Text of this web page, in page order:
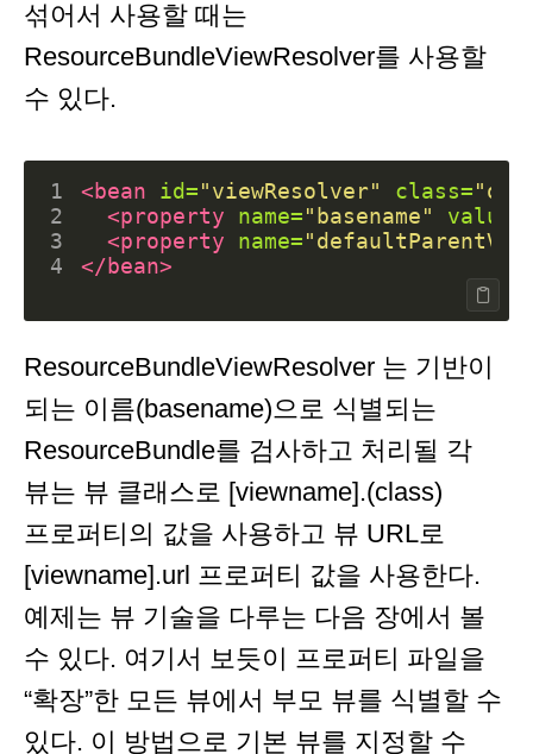
섞어서 사용할 때는
ResourceBundleViewResolver를 사용할
수 있다.
1 <bean id="viewResolver" class=
2
<property name="basename" value=
3
<property name=
4
</bean>
ResourceBundleViewResolver 는 기반이
되는 이름(basename)으로 식별되는
ResourceBundle를 검사하고 처리될 각
뷰는 뷰 클래스로 [viewname].(class)
프로퍼티의 값을 사용하고 뷰 URL로
[viewname].url 프로퍼티 값을 사용한다.
예제는 뷰 기술을 다루는 다음 장에서 볼
수 있다. 여기서 보듯이 프로퍼티 파일을
“확장”한 모든 뷰에서 부모 뷰를 식별할 수
있다. 이 방법으로 기본 뷰를 지정할 수